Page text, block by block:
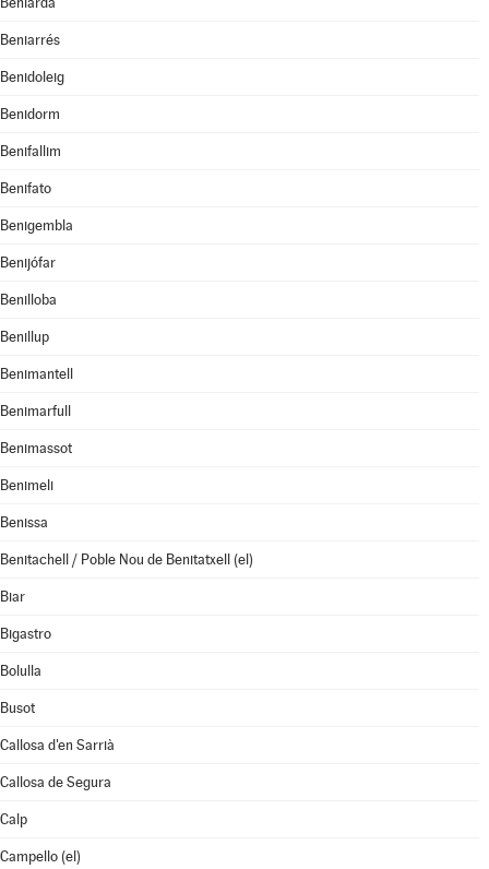
Beniarrés
Benidoleig
Benidorm
Benifallim
Benifato
Benigembla
Benijófar
Benilloba
Benillup
Benimantell
Benimarfull
Benimassot
Benimeli
Benissa
Benitachell / Poble Nou de Benitatxell (el)
Biar
Bigastro
Bolulla
Busot
Callosa d'en Sarrià
Callosa de Segura
Calp
Campello (el)